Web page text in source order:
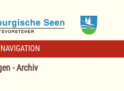
NAVIGATION
- Archiv